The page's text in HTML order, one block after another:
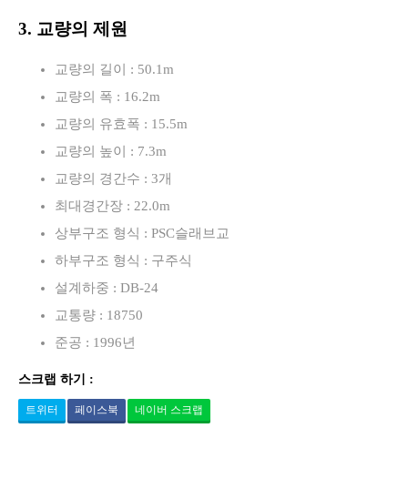
3. 교량의 제원
교량의 길이 : 50.1m
교량의 폭 : 16.2m
교량의 유효폭 : 15.5m
교량의 높이 : 7.3m
교량의 경간수 : 3개
최대경간장 : 22.0m
상부구조 형식 : PSC슬래브교
하부구조 형식 : 구주식
설계하중 : DB-24
교통량 : 18750
준공 : 1996년
스크랩 하기 :
트위터 페이스북 네이버 스크랩